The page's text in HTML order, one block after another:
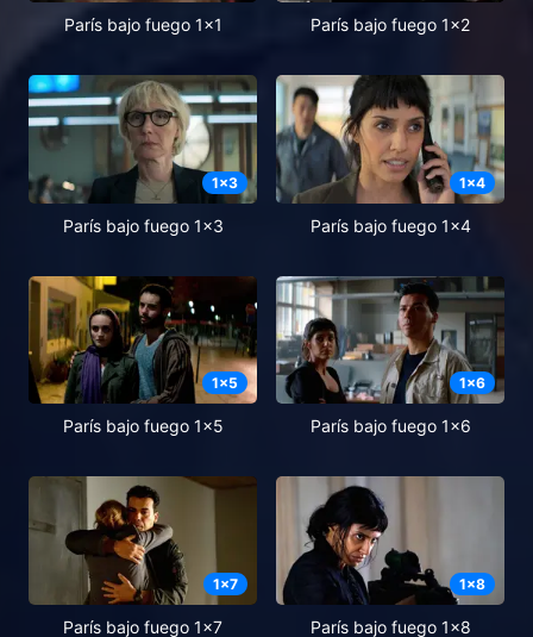
París bajo fuego 1x1 París bajo fuego 1x2
1x3
París bajo fuego 1x3
1x4
París bajo fuego 1x4
1x5
París bajo fuego 1x5
1x6
París bajo fuego 1x6
1x7
París bajo fuego 1x7
1x8
París bajo fuego 1x8